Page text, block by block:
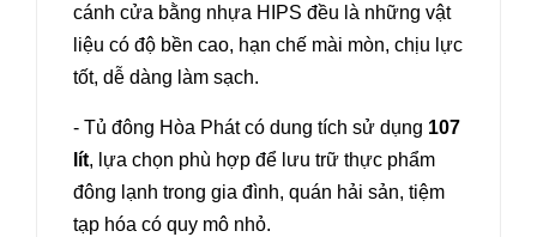
cánh cửa bằng nhựa HIPS đều là những vật
liệu có độ bền cao, hạn chế mài mòn, chịu lực
tốt, dễ dàng làm sạch.
- Tủ đông Hòa Phát có dung tích sử dụng 107
lít, lựa chọn phù hợp để lưu trữ thực phẩm
đông lạnh trong gia đình, quán hải sản, tiệm
tạp hóa có quy mô nhỏ.